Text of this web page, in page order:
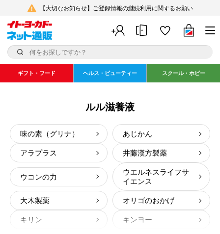
【大切なお知らせ】ご登録情報の継続利用に関するお願い
ギフト・フード ヘルス・ビューティー スクール・ホビー
ルル滋養液
味の素（グリナ） あじかん
アラプラス 井藤漢方製薬
ウコンの力
ウエルネスライフサ
イエンス
大木製薬 オリゴのおかげ
キリン キンヨー